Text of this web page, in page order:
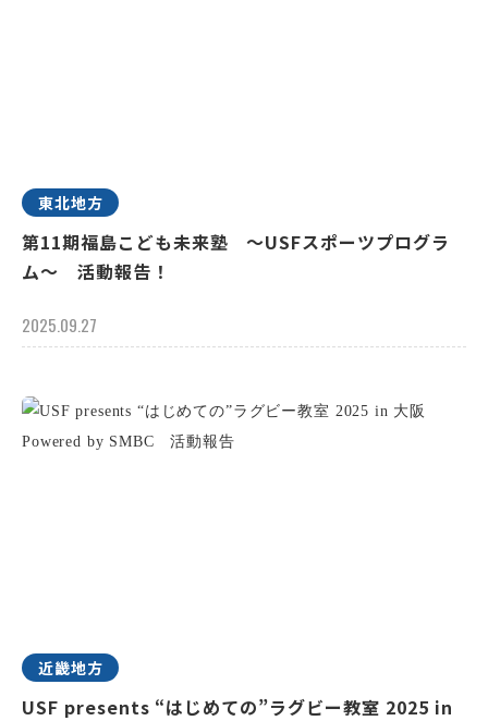
東北地方
第11期福島こども未来塾 ～USFスポーツプログラ
ム～ 活動報告！
2025.09.27
近畿地方
USF presents “はじめての”ラグビー教室 2025 in